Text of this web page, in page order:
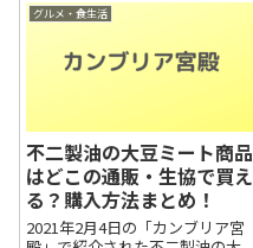
グルメ・食生活
不二製油の大豆ミート商品
はどこの通販・生協で買え
る？購入方法まとめ！
2021年2月4日の「カンブリア宮